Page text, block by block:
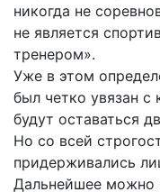
никогда не
не является
тренером».
Уже в этом
был четко увязан
будут оставаться
Но со всей
придерживались
Дальнейшее можно